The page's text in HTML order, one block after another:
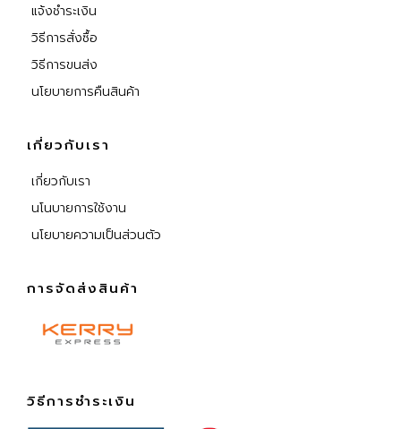
แจ้งชำระเงิน
วิธีการสั่งซื้อ
วิธีการขนส่ง
นโยบายการคืนสินค้า
เกี่ยวกับเรา
เกี่ยวกับเรา
นโนบายการใช้งาน
นโยบายความเป็นส่วนตัว
การจัดส่งสินค้า
วิธีการชำระเงิน